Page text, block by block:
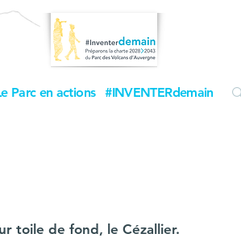
Parc en actions #INVENTERdemain
toile de fond, le Cézallier.